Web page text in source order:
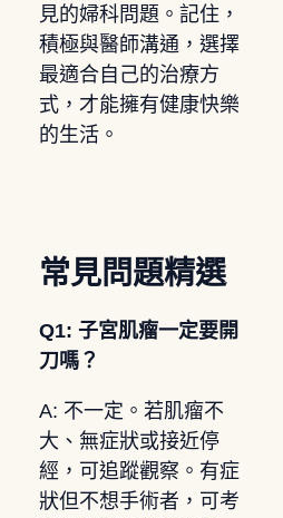
見的婦科問題。記住，
積極與醫師溝通，選擇
最適合自己的治療方
式，才能擁有健康快樂
的生活。
常見問題精選
Q1: 子宮肌瘤一定要開
刀嗎？
A: 不一定。若肌瘤不
大、無症狀或接近停
經，可追蹤觀察。有症
狀但不想手術者，可考